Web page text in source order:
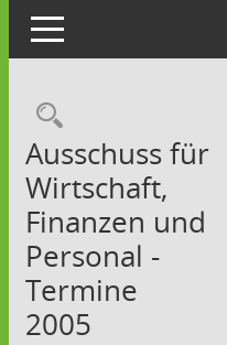
Toggle navigation
Ausschuss für
Wirtschaft,
Finanzen und
Personal -
Termine
2005